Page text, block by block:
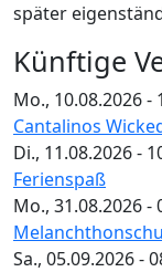
später
Künftige
Mo., 10.08.2026 -
Cantalinos
Di., 11.08.2026 -
Ferienspaß
Mo., 31.08.2026 -
Sa., 05.09.2026 -